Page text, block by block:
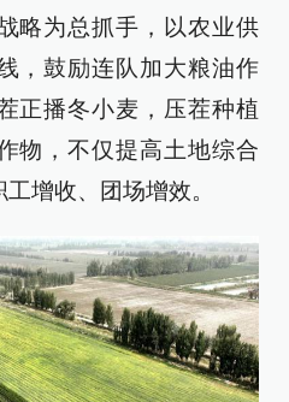
略为总抓手，以农业供
，鼓励连队加大粮油作
正播冬小麦，压茬种植
物，不仅提高土地综合
增收、团场增效。